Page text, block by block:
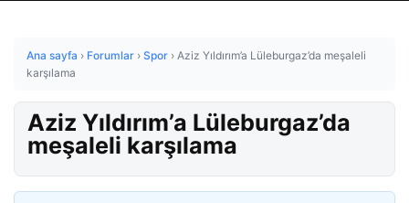
Ana sayfa › Forumlar › Spor › Aziz Yıldırım’a Lüleburgaz’da meşaleli
karşılama
Aziz Yıldırım’a Lüleburgaz’da
meşaleli karşılama